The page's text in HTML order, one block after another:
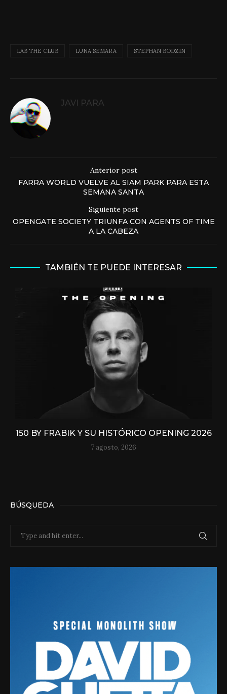
LAB THE CLUB LUNA SEMARA STEPHAN BODZIN
JAVI PARA
Anterior post
FARRA WORLD VUELVE AL SIAM PARK PARA ESTA
SEMANA SANTA
Siguiente post
OPENGATE SOCIETY TRIUNFA CON AGENTS OF TIME
A LA CABEZA
TAMBIÉN TE PUEDE INTERESAR
150 BY FRABIK Y SU HISTÓRICO OPENING 2026
7 agosto, 2026
BÚSQUEDA